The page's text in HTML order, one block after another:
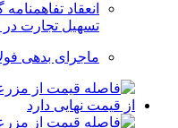
انعقاد
تسهیل تجارت در
ماجرای بدهی